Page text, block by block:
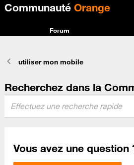
Communauté Orange
Forum
utiliser mon mobile
Recherchez dans la
Vous avez une question